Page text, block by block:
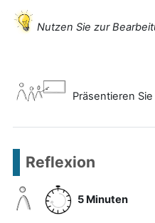
Nutzen Sie zur
Präsentieren
Reflexion
5 Minuten